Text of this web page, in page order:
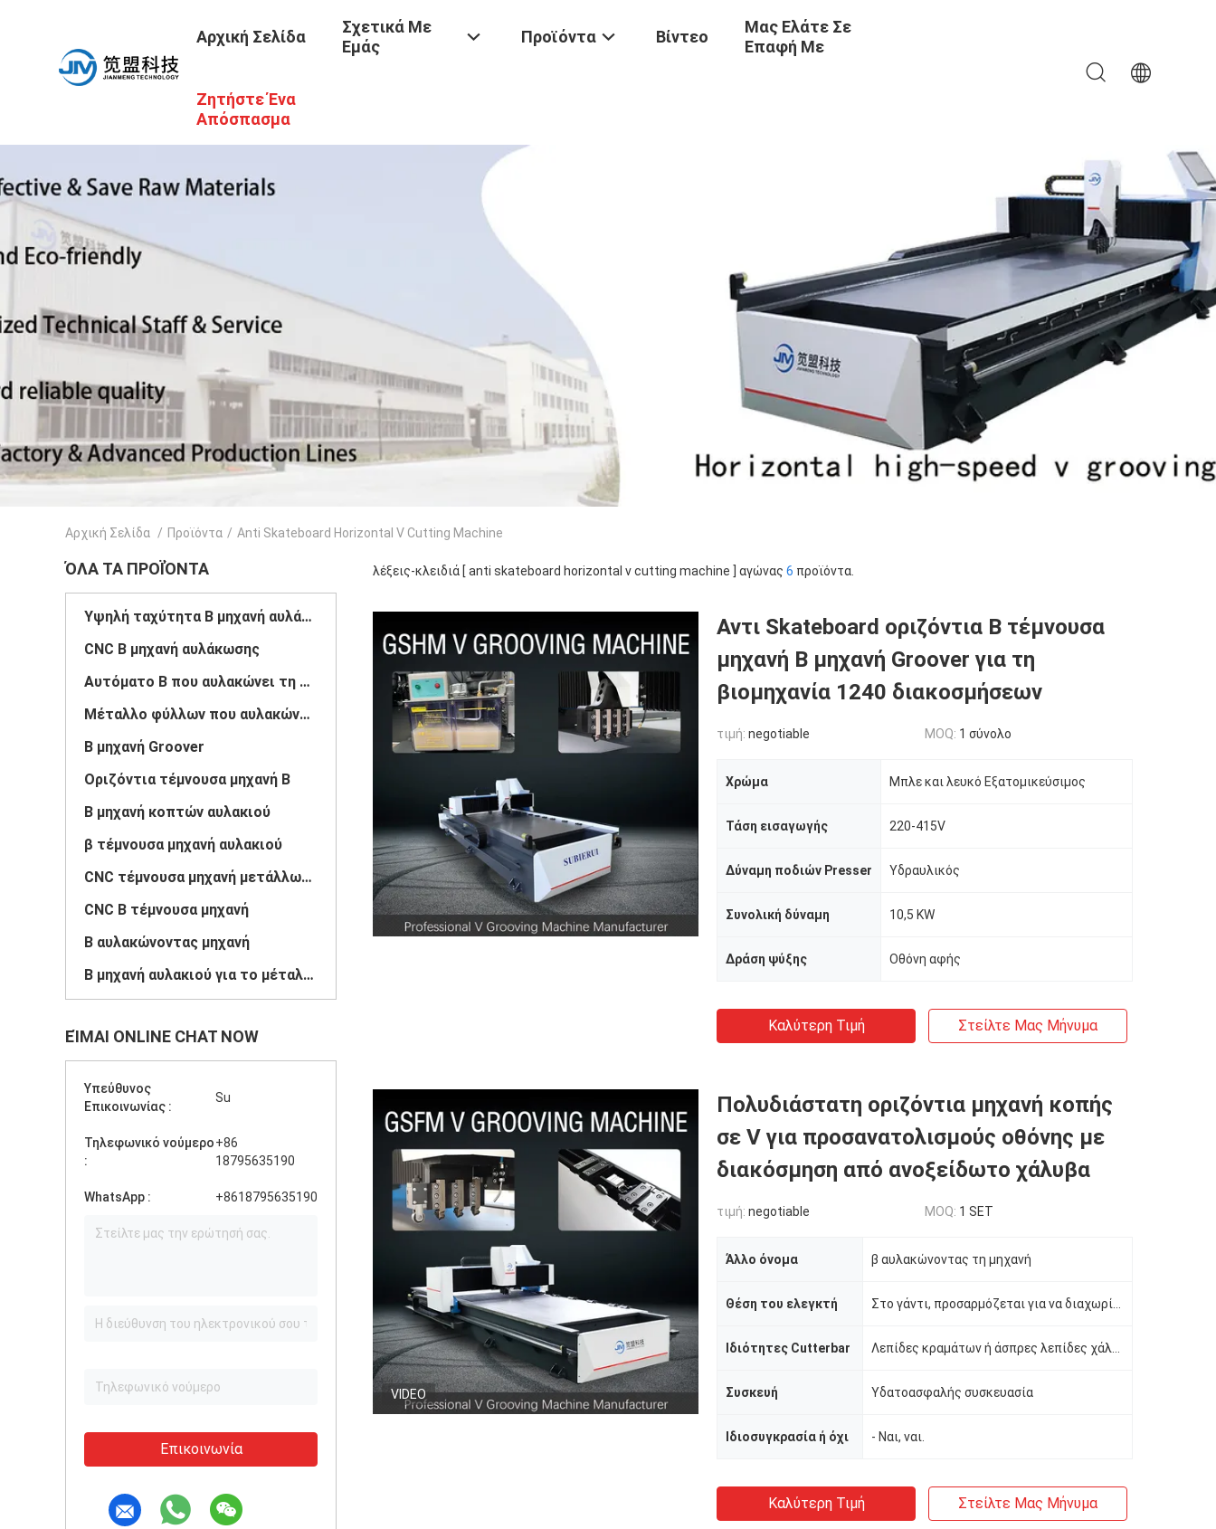
Αρχική Σελίδα
Σχετικά Με
Εμάς
Προϊόντα Βίντεο
Μας Ελάτε Σε
Επαφή Με
Ζητήστε Ένα
Απόσπασμα
Αρχική Σελίδα / Προϊόντα / Anti Skateboard Horizontal V Cutting Machine
ΌΛΑ ΤΑ ΠΡΟΪΌΝΤΑ
Υψηλή ταχύτητα Β μηχανή αυλάκωσης
CNC Β μηχανή αυλάκωσης
Αυτόματο Β που αυλακώνει τη μηχανή
Μέταλλο φύλλων που αυλακώνει τη μηχανή
Β μηχανή Groover
Οριζόντια τέμνουσα μηχανή Β
Β μηχανή κοπτών αυλακιού
β τέμνουσα μηχανή αυλακιού
CNC τέμνουσα μηχανή μετάλλων φύλλων
CNC Β τέμνουσα μηχανή
Β αυλακώνοντας μηχανή
Β μηχανή αυλακιού για το μέταλλο
ΕΊΜΑΙ ONLINE CHAT NOW
Υπεύθυνος
Επικοινωνίας :
Su
Τηλεφωνικό νούμερο
:
+86
18795635190
WhatsApp : +8618795635190
Επικοινωνία
λέξεις-κλειδιά [ anti skateboard horizontal v cutting machine ] αγώνας 6 προϊόντα.
Αντι Skateboard οριζόντια Β τέμνουσα
μηχανή Β μηχανή Groover για τη
βιομηχανία 1240 διακοσμήσεων
τιμή: negotiable MOQ: 1 σύνολο
Χρώμα Μπλε και λευκό Εξατομικεύσιμος
Τάση εισαγωγής 220-415V
Δύναμη ποδιών Presser Υδραυλικός
Συνολική δύναμη 10,5 KW
Δράση ψύξης Οθόνη αφής
Καλύτερη Τιμή Στείλτε Μας Μήνυμα
VIDEO
Πολυδιάστατη οριζόντια μηχανή κοπής
σε V για προσανατολισμούς οθόνης με
διακόσμηση από ανοξείδωτο χάλυβα
τιμή: negotiable MOQ: 1 SET
Άλλο όνομα β αυλακώνοντας τη μηχανή
Θέση του ελεγκτή
Ιδιότητες Cutterbar
Συσκευή Υδατοασφαλής συσκευασία
Ιδιοσυγκρασία ή όχι - Ναι, ναι.
Καλύτερη Τιμή Στείλτε Μας Μήνυμα